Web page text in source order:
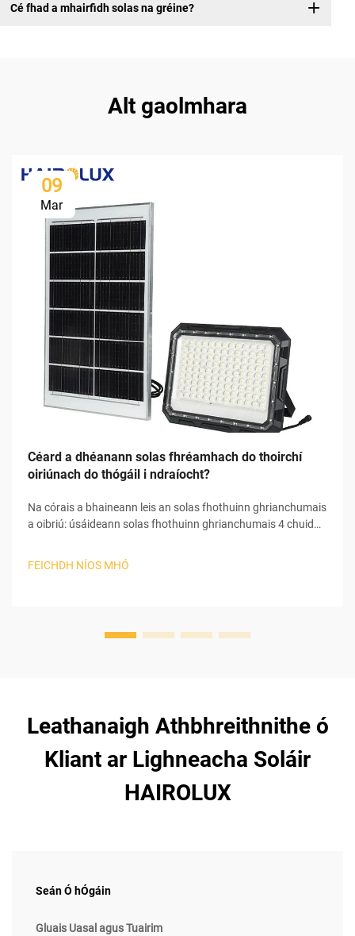
Cé fhad a mhairfidh solas na gréine?
Alt gaolmhara
09
Mar
Céard a dhéanann solas fhréamhach do thoirchí
oiriúnach do thógáil i ndraíocht?
Na córais a bhaineann leis an solas fhothuinn ghrianchumais
a oibriú: úsáideann solas fhothuinn ghrianchumais 4 chuid
úsáideach chun féin a chur i mbun. I dtosach an phróisis,
FEICHDH NÍOS MHÓ
Leathanaigh Athbhreithnithe ó
Kliant ar Lighneacha Soláir
HAIROLUX
Seán Ó hÓgáin
Gluais Uasal agus Tuairim